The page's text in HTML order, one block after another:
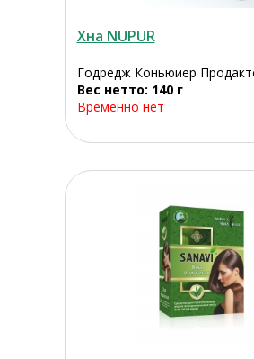
Хна NUPUR
Годредж Коньюиер
Вес нетто: 140 г
Временно нет